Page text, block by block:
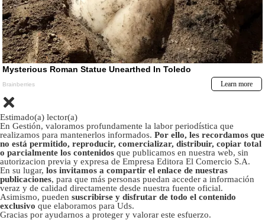
Estimado(a) lector(a)
En Gestión, valoramos profundamente la labor periodística que
realizamos para mantenerlos informados. Por ello, les recordamos que
no está permitido, reproducir, comercializar, distribuir, copiar total
o parcialmente los contenidos que publicamos en nuestra web, sin
autorizacion previa y expresa de Empresa Editora El Comercio S.A.
En su lugar, los invitamos a compartir el enlace de nuestras
publicaciones, para que más personas puedan acceder a información
veraz y de calidad directamente desde nuestra fuente oficial.
Asimismo, pueden suscribirse y disfrutar de todo el contenido
exclusivo que elaboramos para Uds.
Gracias por ayudarnos a proteger y valorar este esfuerzo.